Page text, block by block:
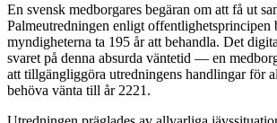
En svensk medborgares begäran om att få ut
Palmeutredningen enligt offentlighetsprincipen
myndigheterna ta 195 år att behandla. Det
svaret på denna absurda väntetid — en
att tillgängliggöra utredningens handlingar för
behöva vänta till år 2221.